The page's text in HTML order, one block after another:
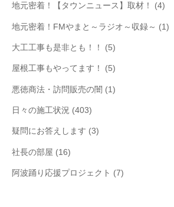
地元密着！【タウンニュース】取材！ (4)
地元密着！FMやまと～ラジオ～収録～ (1)
大工工事も是非とも！！ (5)
屋根工事もやってます！ (5)
悪徳商法・訪問販売の闇 (1)
日々の施工状況 (403)
疑問にお答えします (3)
社長の部屋 (16)
阿波踊り応援プロジェクト (7)